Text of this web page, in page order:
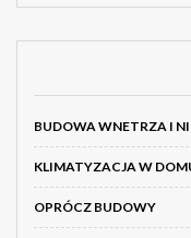
BUDOWA WNETRZA I
KLIMATYZACJA W
OPRÓCZ BUDOWY